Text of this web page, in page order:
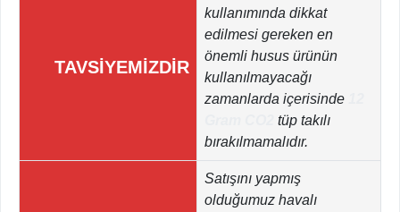
TAVSİYEMİZDİR
kullanımında dikkat
edilmesi gereken en
önemli husus ürünün
kullanılmayacağı
zamanlarda içerisinde
tüp takılı
bırakılmamalıdır.
Satışını yapmış
olduğumuz havalı